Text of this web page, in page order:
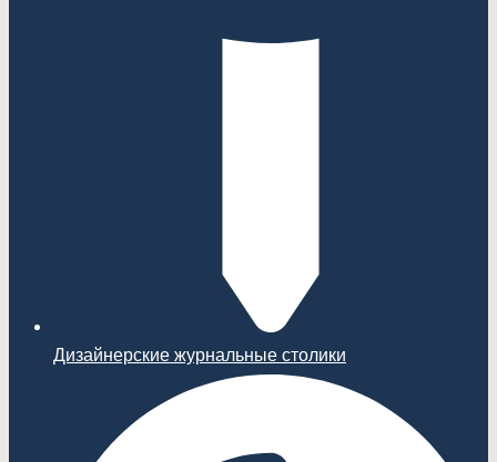
Дизайнерские журнальные столики